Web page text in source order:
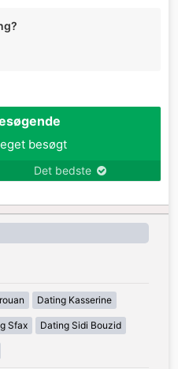
besøgt
Det bedste
Dating Kasserine
Sfax Dating Sidi Bouzid